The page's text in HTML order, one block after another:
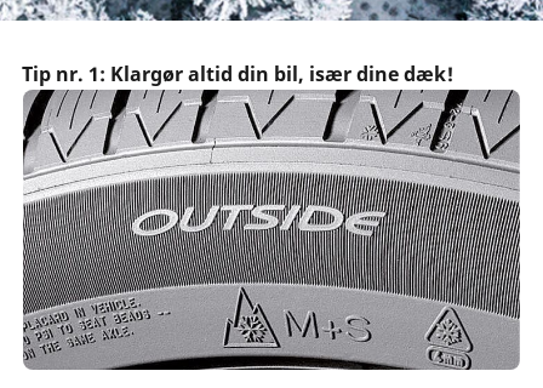
Tip nr. 1: Klargør altid din bil, især dine dæk!